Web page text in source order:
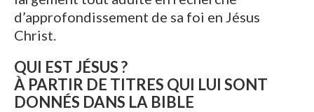
d’approfondissement de sa foi en Jésus
Christ.
QUI EST JÉSUS ?
À PARTIR DE TITRES QUI LUI SONT
DONNÉS DANS LA BIBLE